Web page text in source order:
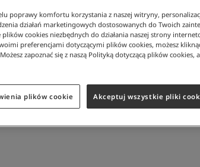
poprawy komfortu korzystania z naszej witryny,
działań marketingowych dostosowanych do Twoich
plików cookies niezbędnych do działania naszej strony
preferencjami dotyczącymi plików cookies, możesz
zapoznać się z naszą Polityką dotyczącą plików cookies,
plików cookie Akceptuj wszystkie pliki